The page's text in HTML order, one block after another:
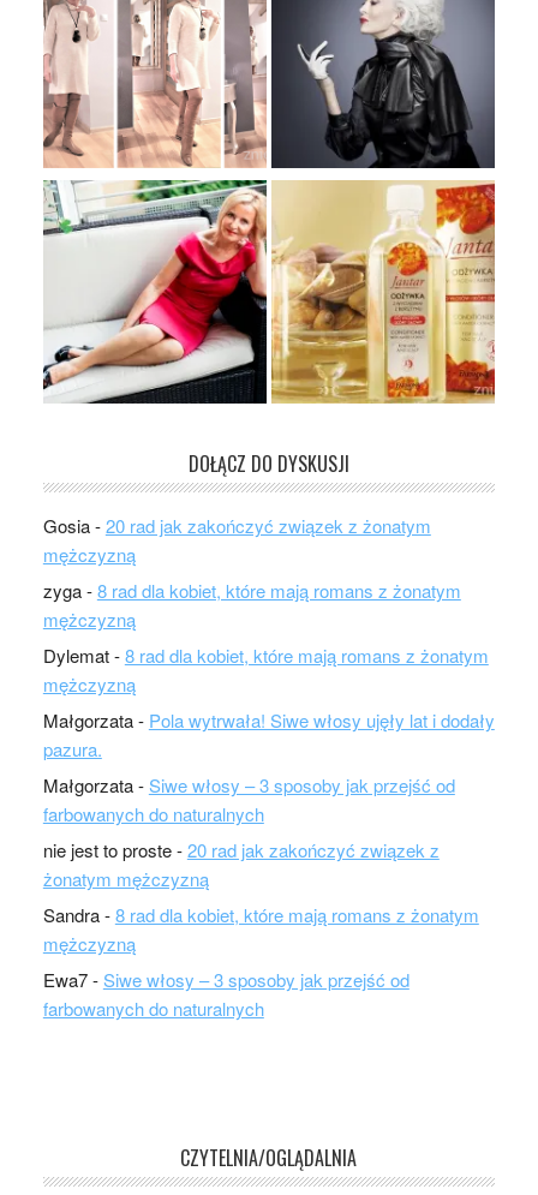
DOŁĄCZ DO DYSKUSJI
Gosia-20 rad jak zakończyć związek z żonatym
mężczyzną
zyga-8 rad dla kobiet, które mają romans z żonatym
mężczyzną
Dylemat-8 rad dla kobiet, które mają romans z żonatym
mężczyzną
Małgorzata- Pola wytrwała! Siwe włosy ujęły lat i dodały
pazura.
Małgorzata-Siwe włosy – 3 sposoby jak przejść od
farbowanych do naturalnych
nie jest to proste-20 rad jak zakończyć związek z
żonatym mężczyzną
Sandra-8 rad dla kobiet, które mają romans z żonatym
mężczyzną
Ewa7-Siwe włosy – 3 sposoby jak przejść od
farbowanych do naturalnych
CZYTELNIA/OGLĄDALNIA